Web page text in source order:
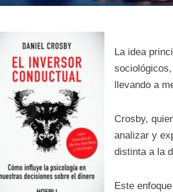
La idea
llevando a
Crosby,
analizar y
distinta a la
Este